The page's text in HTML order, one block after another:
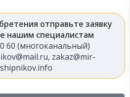
отправьте заявку
нашим специалистам
60 (многоканальный)
, zakaz@mir-